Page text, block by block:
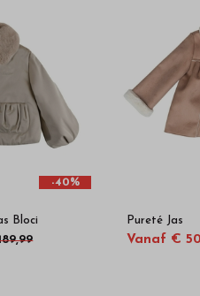
-40%
Bloci Pureté Jas
Vanaf €